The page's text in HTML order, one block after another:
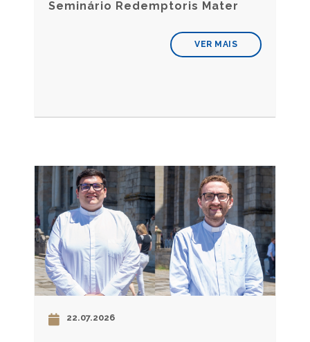
Seminário Redemptoris Mater
VER MAIS
22.07.2026